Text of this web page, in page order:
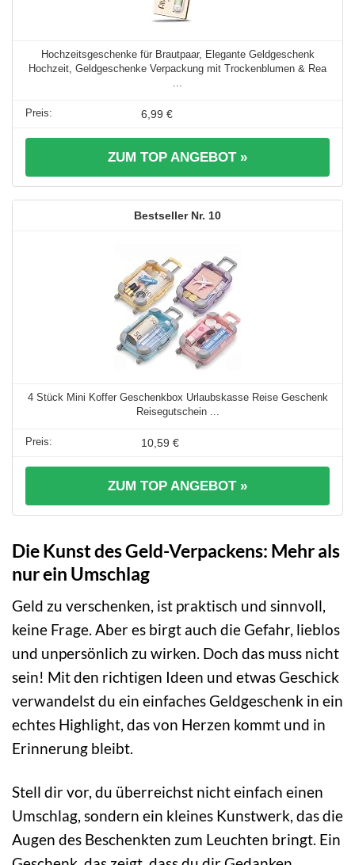
Hochzeitsgeschenke für Brautpaar, Elegante Geldgeschenk
Hochzeit, Geldgeschenke Verpackung mit Trockenblumen & Rea
6,99 €
ZUM TOP ANGEBOT »
10
4 Stück Mini Koffer Geschenkbox Urlaubskasse Reise Geschenk
Reisegutschein ...
10,59 €
ZUM TOP ANGEBOT »
Die Kunst des Geld-Verpackens: Mehr als
nur ein Umschlag
Geld zu verschenken, ist praktisch und sinnvoll,
keine Frage. Aber es birgt auch die Gefahr, lieblos
und unpersönlich zu wirken. Doch das muss nicht
sein! Mit den richtigen Ideen und etwas Geschick
verwandelst du ein einfaches Geldgeschenk in ein
echtes Highlight, das von Herzen kommt und in
Erinnerung bleibt.
Stell dir vor, du überreichst nicht einfach einen
Umschlag, sondern ein kleines Kunstwerk, das die
Augen des Beschenkten zum Leuchten bringt. Ein